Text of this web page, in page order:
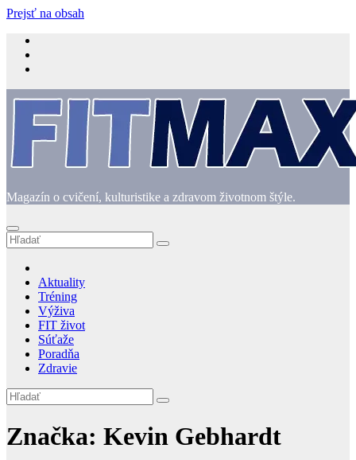
Prejsť na obsah
Magazín o cvičení, kulturistike a zdravom životnom štýle.
Aktuality
Tréning
Výživa
FIT život
Súťaže
Poradňa
Zdravie
Značka: Kevin Gebhardt